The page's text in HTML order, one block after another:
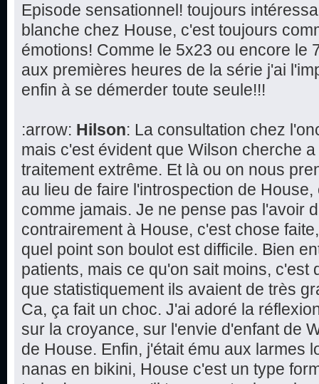
Episode sensationnel! toujours
blanche chez House, c'est toujours
émotions! Comme le 5x23 ou encore le
aux premières heures de la série j'ai
enfin à se démerder toute seule!!!
:arrow: Hilson: La consultation chez
mais c'est évident que Wilson cherche
traitement extrême. Et là ou on nous
au lieu de faire l'introspection de
comme jamais. Je ne pense pas l'avoir
contrairement à House, c'est chose
quel point son boulot est difficile. Bien
patients, mais ce qu'on sait moins, c'est
que statistiquement ils avaient de très
Ca, ça fait un choc. J'ai adoré la
sur la croyance, sur l'envie d'enfant de
de House. Enfin, j'était ému aux larmes
nanas en bikini, House c'est un type